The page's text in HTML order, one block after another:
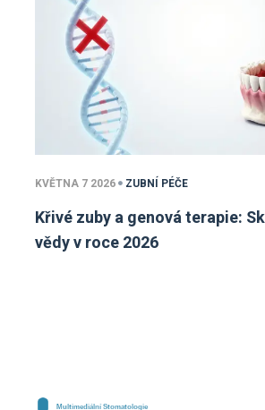
KVĚTNA 7 2026 ZUBNÍ PÉČE
Křivé zuby a genová terapie:
vědy v roce 2026